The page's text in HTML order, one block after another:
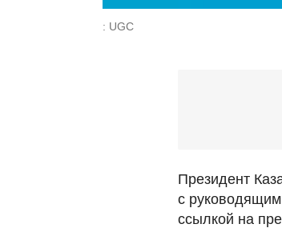
: UGC
Президент
с
ссылкой на